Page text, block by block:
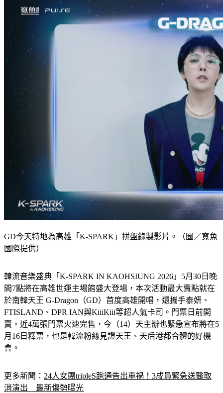
GD今天特地為高雄「K-SPARK」拼盤錄製影片。（圖／寬魚
國際提供）
韓流音樂盛典「K-SPARK IN KAOHSIUNG 2026」5月30日晚
間7點將在高雄世運主場館盛大登場，本次活動最大賣點就在
於南韓天王 G-Dragon（GD）首度高雄開唱，還攜手泰妍、
FTISLAND、DPR IAN與KiiiKiii等超人氣卡司。門票日前開
賣，近4萬張門票火速完售，今（14）天主辦也緊急宣布將在5
月16日釋票，也是韓流粉絲見證天王、天后港都合體的好機
會。
更多新聞： 24人女團tripleS跑通告出車禍！3成員緊急送醫取
消演出　最新傷勢曝光